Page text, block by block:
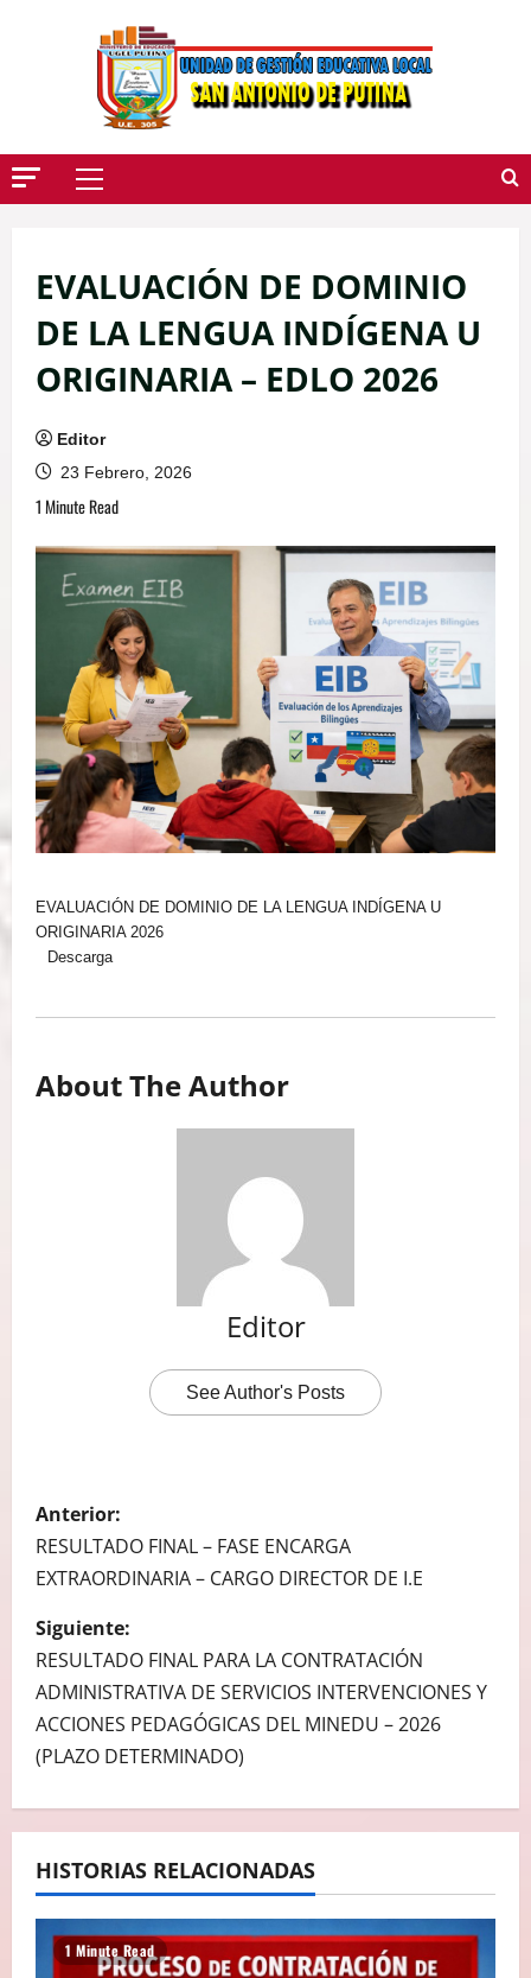
Menú
EVALUACIÓN DE DOMINIO
DE LA LENGUA INDÍGENA U
ORIGINARIA – EDLO 2026
Editor
23 Febrero, 2026
1 Minute Read
EVALUACIÓN DE DOMINIO DE LA LENGUA INDÍGENA U
ORIGINARIA 2026
Descarga
About The Author
Editor
See Author's Posts
N
A
E
G
A
C
I
Ó
N
Anterior:
RESULTADO FINAL – FASE ENCARGA
EXTRAORDINARIA – CARGO DIRECTOR DE I.E
Siguiente:
RESULTADO FINAL PARA LA CONTRATACIÓN
ADMINISTRATIVA DE SERVICIOS INTERVENCIONES Y
ACCIONES PEDAGÓGICAS DEL MINEDU – 2026
(PLAZO DETERMINADO)
HISTORIAS RELACIONADAS
1 Minute Read